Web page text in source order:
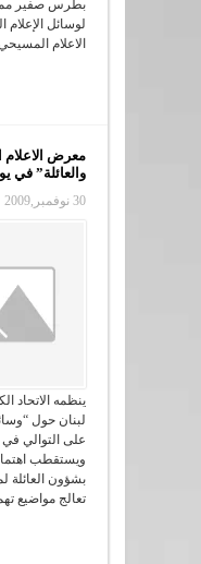
بطرس صفير
لوسائل
الاعلام
معرض الاعلام
والعائلة” في
30 نوفمبر,2009
ينظمه الاتحاد
لبنان حول
على التوالي
ويستقطب
بشؤون
تعالج مواضيع